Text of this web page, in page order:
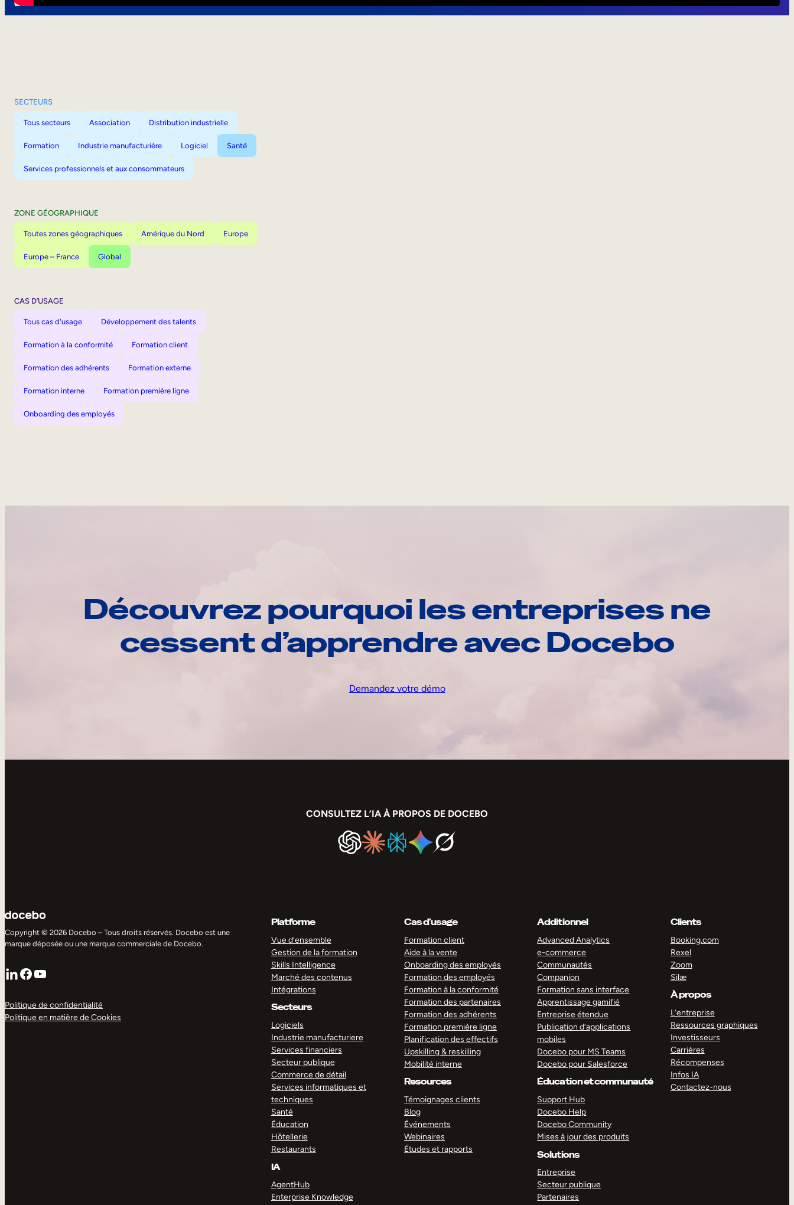
SECTEURS
Tous secteurs Association Distribution industrielle
Formation Industrie manufacturière Logiciel Santé
Services professionnels et aux consommateurs
ZONE GÉOGRAPHIQUE
Toutes zones géographiques Amérique du Nord Europe
Europe – France Global
CAS D’USAGE
Tous cas d'usage Développement des talents
Formation à la conformité Formation client
Formation des adhérents Formation externe
Formation interne Formation première ligne
Onboarding des employés
Découvrez pourquoi les entreprises ne
cessent d’apprendre avec Docebo
Demandez votre démo
CONSULTEZ L’IA À PROPOS DE DOCEBO
Copyright © 2026 Docebo – Tous droits réservés. Docebo est une
marque déposée ou une marque commerciale de Docebo.
LinkedIn
Facebook
YouTube
Politique de confidentialité
Politique en matière de Cookies
Platforme
Vue d’ensemble
Gestion de la formation
Skills Intelligence
Marché des contenus
Intégrations
Secteurs
Logiciels
Industrie manufacturiere
Services financiers
Secteur publique
Commerce de détail
Services informatiques et
techniques
Santé
Éducation
Hôtellerie
Restaurants
IA
AgentHub
Enterprise Knowledge
Cas d’usage
Formation client
Aide à la vente
Onboarding des employés
Formation des employés
Formation à la conformité
Formation des partenaires
Formation des adhérents
Formation première ligne
Planification des effectifs
Upskilling & reskilling
Mobilité interne
Resources
Témoignages clients
Blog
Événements
Webinaires
Études et rapports
Additionnel
Advanced Analytics
e-commerce
Communautés
Companion
Formation sans interface
Apprentissage gamifié
Entreprise étendue
Publication d’applications
mobiles
Docebo pour MS Teams
Docebo pour Salesforce
Éducation et communauté
Support Hub
Docebo Help
Docebo Community
Mises à jour des produits
Solutions
Entreprise
Secteur publique
Partenaires
Clients
Booking.com
Rexel
Zoom
Silæ
À propos
L’entreprise
Ressources graphiques
Investisseurs
Carrières
Récompenses
Infos IA
Contactez-nous